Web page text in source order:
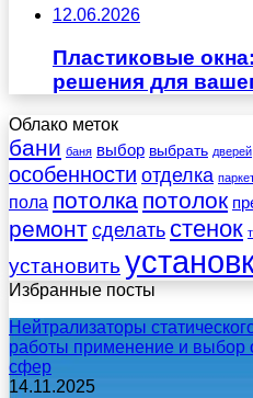
12.06.2026
Пластиковые
решения для
Облако меток
бани баня выбор выбрать дверей
особенности отделка
пола потолка потолок
ремонт сделать стенок
установить
Избранные посты
Нейтрализаторы
работы применение и выбор
сфер
14.11.2025